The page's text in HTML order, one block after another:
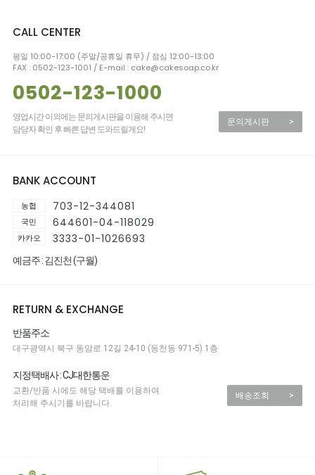
CALL CENTER
평일 10:00-17:00 (주말/공휴일 휴무) / 점심 12:00-13:00
FAX : 0502-123-1001 / E-mail : cake@cakesoap.co.kr
0502-123-1000
영업시간 이외에는 문의게시판을 이용해 주시면
담당자 확인 후 빠른 답변 도와드릴게요!
문의게시판 >
BANK ACCOUNT
농협 703-12-344081
국민 644601-04-118029
카카오 3333-01-1026693
예금주 : 김진천 (구월)
RETURN & EXCHANGE
반품주소
대구광역시 북구 동암로 12길 24-10 (동천동 971-5) 1층
지정택배사 : CJ대한통운
교환/반품 시에도 해당 택배를 이용하여
처리해 주시기를 바랍니다.
배송조회 >